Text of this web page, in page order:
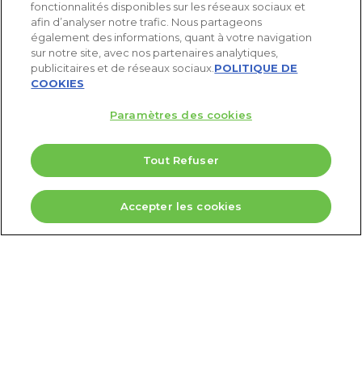
5 Valeurs pour doubler votre PEA
Télécharger
fonctionnalités disponibles sur les réseaux sociaux et
afin d’analyser notre trafic. Nous partageons
également des informations, quant à votre navigation
sur notre site, avec nos partenaires analytiques,
publicitaires et de réseaux sociaux. POLITIQUE DE
COOKIES
Paramètres des cookies
Tout Refuser
Accepter les cookies